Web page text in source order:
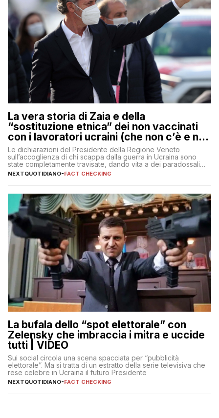
La vera storia di Zaia e della
“sostituzione etnica” dei non vaccinati
con i lavoratori ucraini (che non c’è e non
ci sarà)
Le dichiarazioni del Presidente della Regione Veneto
sull’accoglienza di chi scappa dalla guerra in Ucraina sono
state completamente travisate, dando vita a dei paradossali
falsi che girano sui social
NEXTQUOTIDIANO-FACT CHECKING
La bufala dello “spot elettorale” con
Zelensky che imbraccia i mitra e uccide
tutti | VIDEO
Sui social circola una scena spacciata per “pubblicità
elettorale”. Ma si tratta di un estratto della serie televisiva che
rese celebre in Ucraina il futuro Presidente
NEXTQUOTIDIANO-FACT CHECKING